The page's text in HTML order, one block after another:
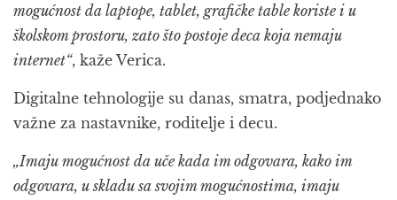
mogućnost da laptope, tablet, grafičke table koriste i u
školskom prostoru, zato što postoje deca koja nemaju
internet“, kaže Verica.
Digitalne tehnologije su danas, smatra, podjednako
važne za nastavnike, roditelje i decu.
„Imaju mogućnost da uče kada im odgovara, kako im
odgovara, u skladu sa svojim mogućnostima, imaju